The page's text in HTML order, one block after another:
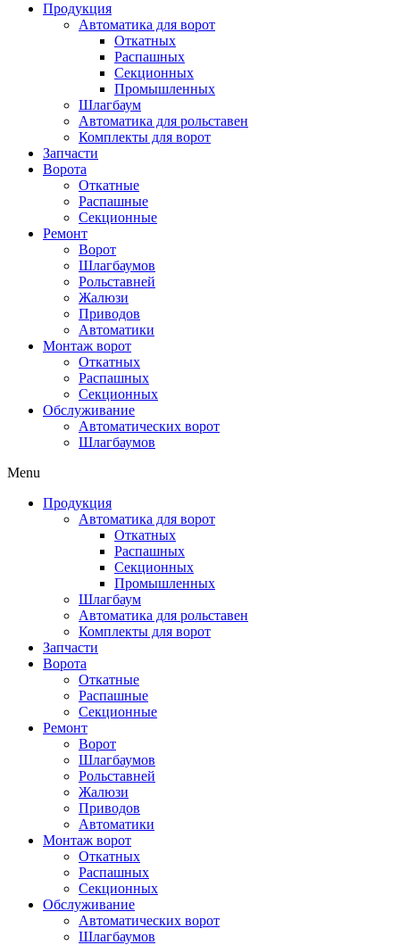
Продукция
Автоматика для ворот
Откатных
Распашных
Секционных
Промышленных
Шлагбаум
Автоматика для рольставен
Комплекты для ворот
Запчасти
Ворота
Откатные
Распашные
Секционные
Ремонт
Ворот
Шлагбаумов
Рольставней
Жалюзи
Приводов
Автоматики
Монтаж ворот
Откатных
Распашных
Секционных
Обслуживание
Автоматических ворот
Шлагбаумов
Menu
Продукция
Автоматика для ворот
Откатных
Распашных
Секционных
Промышленных
Шлагбаум
Автоматика для рольставен
Комплекты для ворот
Запчасти
Ворота
Откатные
Распашные
Секционные
Ремонт
Ворот
Шлагбаумов
Рольставней
Жалюзи
Приводов
Автоматики
Монтаж ворот
Откатных
Распашных
Секционных
Обслуживание
Автоматических ворот
Шлагбаумов